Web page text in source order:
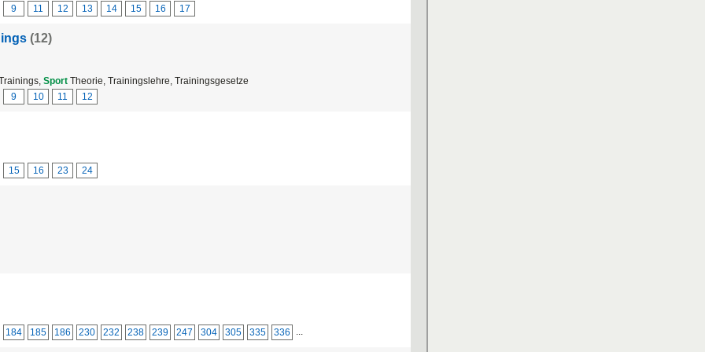
9 11 12 13 14 15 16 17
(12)
Sport Theorie, Trainingslehre, Trainingsgesetze
9
10 11 12
15 16 23 24
184 185 186 230 232 238 239 247 304 305 335 336 ...